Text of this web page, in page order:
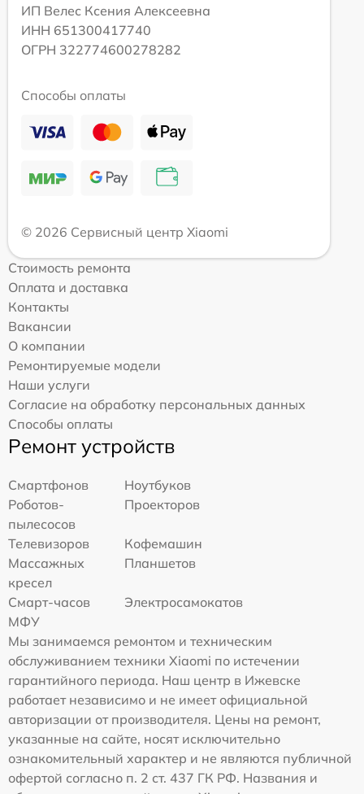
ИП Велес Ксения Алексеевна
ИНН 651300417740
ОГРН 322774600278282
Способы оплаты
© 2026 Сервисный центр Xiaomi
Стоимость ремонта
Оплата и доставка
Контакты
Вакансии
О компании
Ремонтируемые модели
Наши услуги
Согласие на обработку персональных данных
Способы оплаты
Ремонт устройств
Смартфонов
Ноутбуков
Роботов-
пылесосов
Проекторов
Телевизоров
Кофемашин
Массажных
кресел
Планшетов
Смарт-часов
Электросамокатов
МФУ
Мы занимаемся ремонтом и техническим
обслуживанием техники Xiaomi по истечении
гарантийного периода. Наш центр в Ижевске
работает независимо и не имеет официальной
авторизации от производителя. Цены на ремонт,
указанные на сайте, носят исключительно
ознакомительный характер и не являются публичной
офертой согласно п. 2 ст. 437 ГК РФ. Названия и